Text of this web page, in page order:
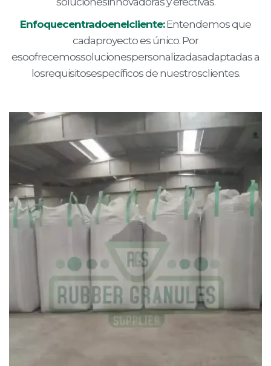
Enfoquecentradoenelcliente:Entendemos que
cadaproyecto es único. Por
esoofrecemossolucionespersonalizadasadaptadas a
losrequisitosespecíficos de nuestrosclientes.